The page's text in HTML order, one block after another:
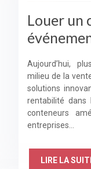
Louer un
Aujourd’hui,
milieu de la
solutions
rentabilité dans
conteneurs
entreprises…
LIRE LA